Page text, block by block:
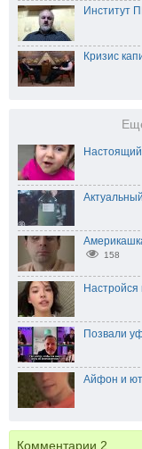
Институт
Кризис
Настоящий
158
Позвали
Айфон и
Комментарии 2